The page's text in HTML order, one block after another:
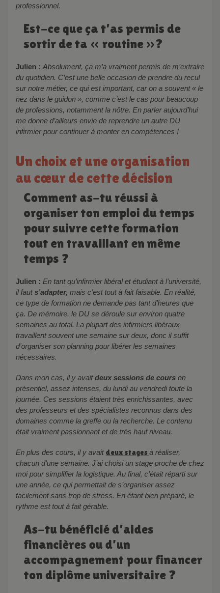
professionnel.
Est-ce que ça t’as permis de
sortir de ta « routine »?
Julien : Absolument, ça m’a vraiment permis de m’extraire
du quotidien. C’est une belle occasion de prendre du recul
sur notre métier, ce qui est important, car on a souvent « le
nez dans le guidon », comme c’est le cas pour beaucoup
de professions, notamment la nôtre. En parler aujourd’hui
me donne d’ailleurs envie de reprendre un autre DU
infirmier pour continuer à monter en compétences !
Un choix et une organisation
au cœur de cette décision
Comment as-tu réussi à
organiser ton emploi du temps
pour suivre cette formation
tout en travaillant en même
temps ?
Julien : En tant qu’infirmier libéral et étudiant à l’université,
il fauts’adapter, mais c’est tout à fait faisable. En réalité,
ce type de formation ne demande pas tant d’heures que
ça. De mémoire, le DU se déroule sur environ quatre
semaines au total. La plupart des infirmiers libéraux
travaillent souvent une semaine sur deux, donc il suffit
d’organiser son planning pour libérer les semaines
nécessaires.
Dans mon cas, il y avaitdeux sessions de cours en
présentiel, assez intenses, du lundi au vendredi toute la
journée. Ces sessions étaient très enrichissantes, avec
des professeurs et des spécialistes reconnus dans des
domaines comme la greffe ou la recherche. Le contenu
était vraiment passionnant et de très haut niveau.
En plus des cours, il y avait deux stages à réaliser,
chacun d’une semaine. J’ai choisi un stage proche de chez
moi pour simplifier la logistique. Au final, c’était réparti sur
une année, ce qui permettait de s’organiser assez
facilement sans trop de stress. En étant bien préparé, le
rythme est tout à fait gérable.
As-tu bénéficié d’aides
financières ou d’un
accompagnement pour financer
ton diplôme universitaire ?